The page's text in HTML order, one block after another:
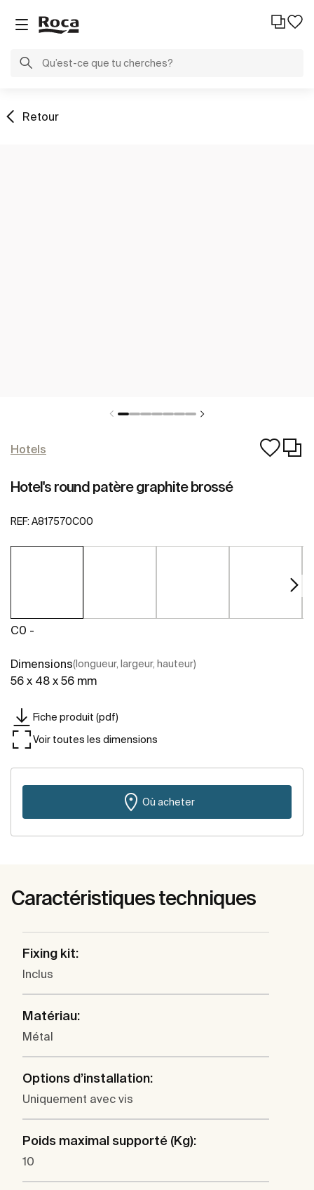
Retour
Hotels
Hotel's round patère graphite brossé
REF: A817570C00
C0 -
Dimensions(longueur, largeur, hauteur)
56 x 48 x 56 mm
Fiche produit (pdf)
Voir toutes les dimensions
Où acheter
Caractéristiques techniques
Fixing kit:
Inclus
Matériau:
Métal
Options d’installation:
Uniquement avec vis
Poids maximal supporté (Kg):
10